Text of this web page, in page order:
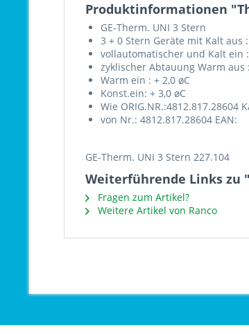
Produktinformationen
GE-Therm. UNI 3 Stern
3 + 0 Stern Geräte mit Kalt aus
vollautomatischer und Kalt ein :
zyklischer Abtauung Warm aus
Warm ein : + 2,0 øC
Konst.ein: + 3,0 øC
Wie ORIG.NR.:4812.817.28604
von Nr.: 4812.817.28604 EAN:
GE-Therm. UNI 3 Stern 227.104
Weiterführende Links zu
Fragen zum Artikel?
Weitere Artikel von Ranco